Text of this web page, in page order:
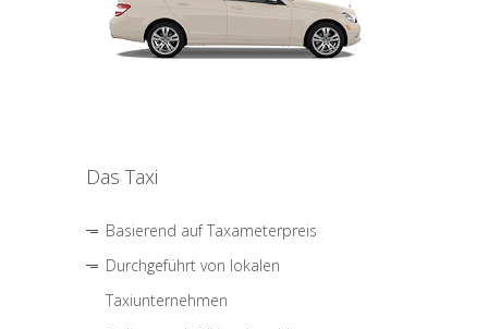
Das Taxi
Basierend auf Taxameterpreis
Durchgeführt von lokalen
Taxiunternehmen